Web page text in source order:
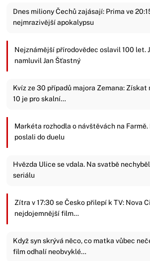
Dnes miliony Čechů zajásají: Prima ve
nejmrazivější apokalypsu
Nejznámější přírodovědec oslavil 100 let.
namluvil Jan Šťastný
Kvíz ze 30 případů majora Zemana: Získat
10 je pro skalní…
Markéta rozhodla o návštěvách na
poslali do duelu
Hvězda Ulice se vdala. Na svatbě
seriálu
Zítra v 17:30 se Česko přilepí k TV: Nova
nejdojemnější film…
Když syn skrývá něco, co matka vůbec
film odhalí neobvyklé…